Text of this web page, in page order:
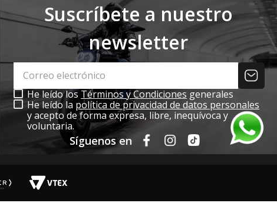
Suscríbete a nuestro
newsletter
He leído los Términos y Condiciones generales
He leído la política de privacidad de datos personales
y acepto de forma expresa, libre, inequívoca y
voluntaria.